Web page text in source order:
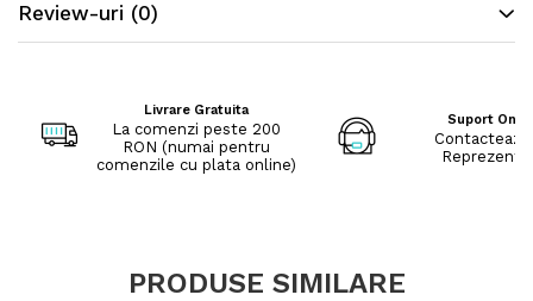
Grăsimi: 13 g
– din care acizi grași saturați: 7.1 g
Sare: 3.9 g
📦 Mod de depozitare / consum: se păstrează într-un loc
Review-uri (0)
Livrare Gratuita
La comenzi peste 200
RON (numai pentru
comenzile cu plata online)
Suport
Contacteaza
PRODUSE SIMILARE